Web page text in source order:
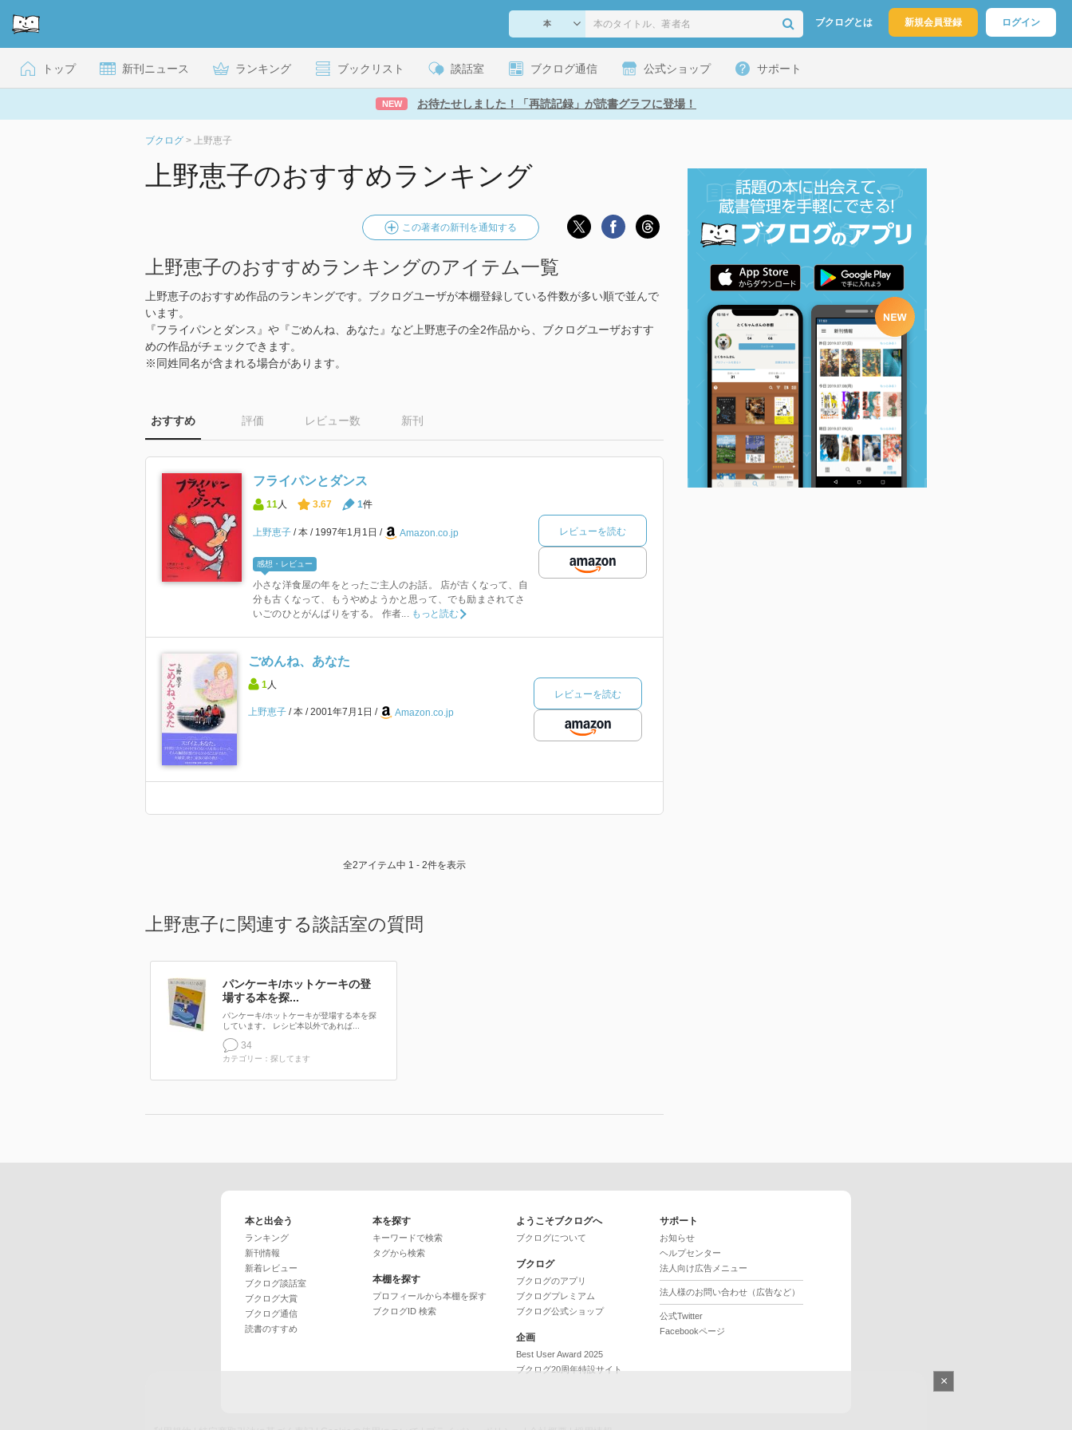
ブクログとは 新規会員登録 ログイン
トップ 新刊ニュース ランキング ブックリスト 談話室 ブクログ通信 公式ショップ サポート
NEW お待たせしました！「再読記録」が読書グラフに登場！
ブクログ > 上野恵子
上野恵子のおすすめランキング
この著者の新刊を通知する
上野恵子のおすすめランキングのアイテム一覧
上野恵子のおすすめ作品のランキングです。ブクログユーザが本棚登録している件数が多い順で並んで
います。
『フライパンとダンス』や『ごめんね、あなた』など上野恵子の全2作品から、ブクログユーザおすす
めの作品がチェックできます。
※同姓同名が含まれる場合があります。
おすすめ 評価 レビュー数 新刊
フライパンとダンス
11人 3.67 1件
上野恵子 本 1997年1月1日 Amazon.co.jp
感想・レビュー
小さな洋食屋の年をとったご主人のお話。 店が古くなって、自
分も古くなって、もうやめようかと思って、でも励まされてさ
いごのひとがんばりをする。 作者...
もっと読む
レビューを読む
ごめんね、あなた
1 人
上野恵子 本 2001年7月1日 Amazon.co.jp
レビューを読む
全2アイテム中 1 - 2件を表示
上野恵子に関連する談話室の質問
パンケーキ/ホットケーキの登
場する本を探...
パンケーキ/ホットケーキが登場する本を探
しています。 レシピ本以外であれば...
34
カテゴリー：探してます
本と出会う
ランキング
新刊情報
新着レビュー
ブクログ談話室
ブクログ大賞
ブクログ通信
読書のすすめ
本を探す
キーワードで検索
タグから検索
本棚を探す
プロフィールから本棚を探す
ブクログID 検索
ようこそブクログへ
ブクログについて
ブクログ
ブクログのアプリ
ブクログプレミアム
ブクログ公式ショップ
企画
Best User Award 2025
ブクログ20周年特設サイト
サポート
お知らせ
ヘルプセンター
法人向け広告メニュー
法人様のお問い合わせ（広告など）
公式Twitter
Facebookページ
×